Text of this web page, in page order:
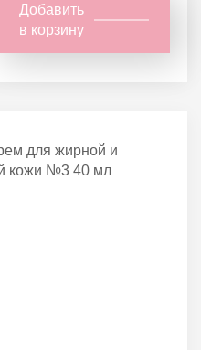
Добавить
в корзину
для жирной и
кожи №3 40 мл